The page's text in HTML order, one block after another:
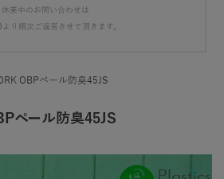
休業中のお問い合わせは
より順次ご返答させて頂きます。
OBPペール防臭45JS
ペール防臭45JS